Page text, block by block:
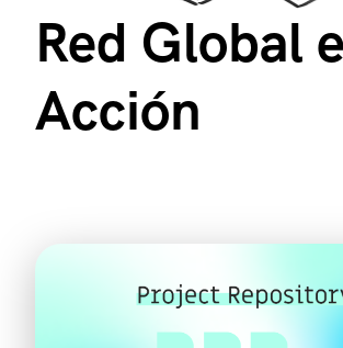
Red Global
Acción